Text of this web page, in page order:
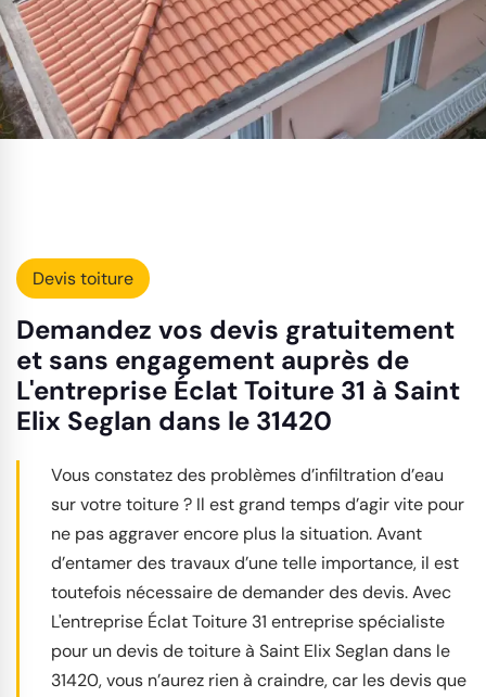
Devis toiture
Demandez vos devis gratuitement
et sans engagement auprès de
L'entreprise Éclat Toiture 31 à Saint
Elix Seglan dans le 31420
Vous constatez des problèmes d’infiltration d’eau
sur votre toiture ? Il est grand temps d’agir vite pour
ne pas aggraver encore plus la situation. Avant
d’entamer des travaux d’une telle importance, il est
toutefois nécessaire de demander des devis. Avec
L'entreprise Éclat Toiture 31 entreprise spécialiste
pour un devis de toiture à Saint Elix Seglan dans le
31420, vous n’aurez rien à craindre, car les devis que